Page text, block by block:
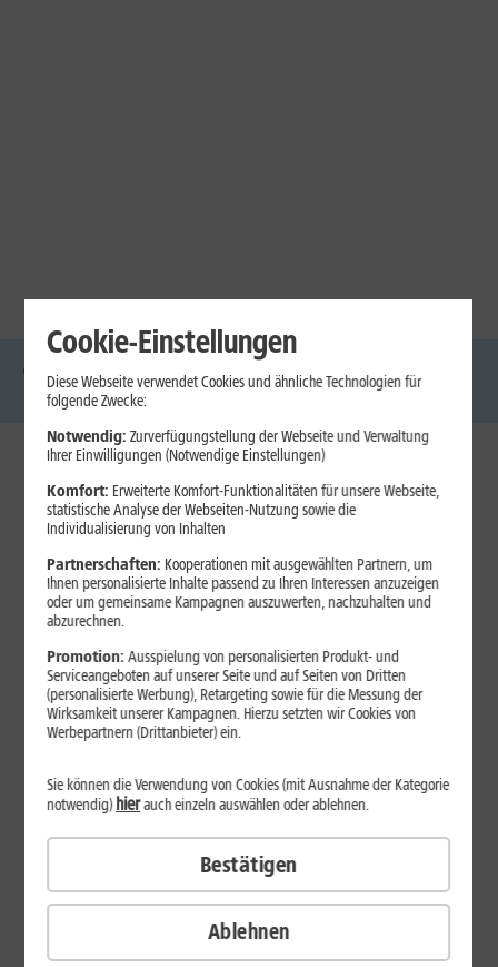
Glasfaser Internet Handys
Mobilfunk-
Laptops
1&1 Internet
Jetzt unterbrechungsfrei ins sehr gute Netz wechseln.
Ohne doppelte Kosten.*
ab 29,99
€/Monat*
Verfügbarkeit prüfen
Cookie-Einstellungen
Diese Webseite verwendet Cookies und ähnliche Technologien für
folgende Zwecke:
Notwendig: Zurverfügungstellung der Webseite und Verwaltung
Ihrer Einwilligungen (Notwendige Einstellungen)
Komfort: Erweiterte Komfort-Funktionalitäten für unsere Webseite,
statistische Analyse der Webseiten-Nutzung sowie die
Individualisierung von Inhalten
Partnerschaften: Kooperationen mit ausgewählten Partnern, um
Ihnen personalisierte Inhalte passend zu Ihren Interessen anzuzeigen
oder um gemeinsame Kampagnen auszuwerten, nachzuhalten und
abzurechnen.
Promotion:Ausspielung von personalisierten Produkt- und
Serviceangeboten auf unserer Seite und auf Seiten von Dritten
(personalisierte Werbung), Retargeting sowie für die Messung der
Wirksamkeit unserer Kampagnen. Hierzu setzten wir Cookies von
Werbepartnern (Drittanbieter) ein.
Ablehnen
Sie können die Verwendung von Cookies (mit Ausnahme der Kategorie
notwendig)hierauch einzeln auswählen oder ablehnen.
Bestätigen